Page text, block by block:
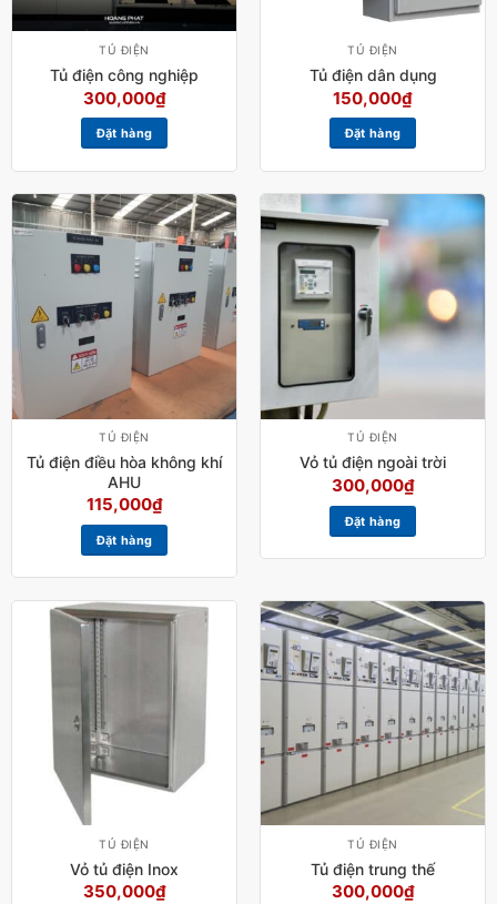
TỦ ĐIỆN
Tủ điện công nghiệp
300,000₫
Đặt hàng
TỦ ĐIỆN
Tủ điện dân dụng
150,000₫
Đặt hàng
TỦ ĐIỆN
Tủ điện điều hòa không khí
AHU
115,000₫
Đặt hàng
TỦ ĐIỆN
Vỏ tủ điện ngoài trời
300,000₫
Đặt hàng
TỦ ĐIỆN
Vỏ tủ điện Inox
350,000₫
TỦ ĐIỆN
Tủ điện trung thế
300,000₫